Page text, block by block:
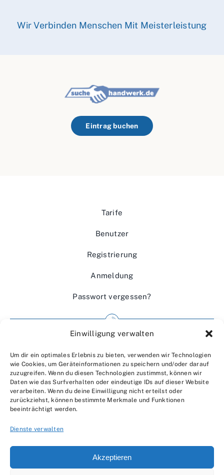
Einwilligung verwalten
Um dir ein optimales Erlebnis zu bieten, verwenden wir Technologien
wie Cookies, um Geräteinformationen zu speichern und/oder darauf
zuzugreifen. Wenn du diesen Technologien zustimmst, können wir
Daten wie das Surfverhalten oder eindeutige IDs auf dieser Website
verarbeiten. Wenn du deine Einwilligung nicht erteilst oder
zurückziehst, können bestimmte Merkmale und Funktionen
beeinträchtigt werden.
Dienste verwalten
Akzeptieren
Wir Verbinden Menschen Mit Meisterleistung
Eintrag buchen
Tarife
Benutzer
Registrierung
Anmeldung
Passwort vergessen?
Wir über uns
Kontakt
Datenschutzerklärung